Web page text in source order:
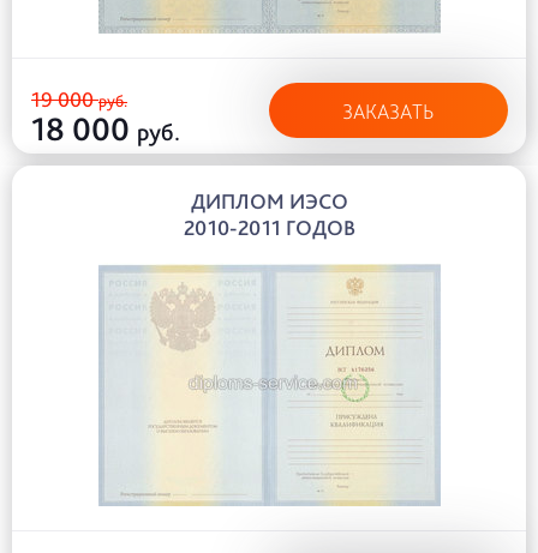
19 000руб.
18 000 руб.
ЗАКАЗАТЬ
ДИПЛОМ ИЭСО
2010-2011 ГОДОВ